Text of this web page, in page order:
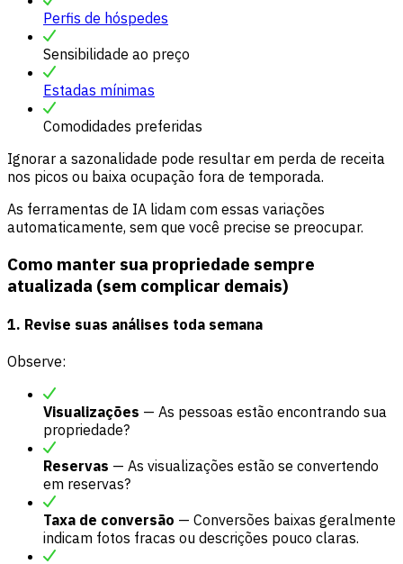
Perfis de hóspedes
Sensibilidade ao preço
Estadas mínimas
Comodidades preferidas
Ignorar a sazonalidade pode resultar em perda de receita
nos picos ou baixa ocupação fora de temporada.
As ferramentas de IA lidam com essas variações
automaticamente, sem que você precise se preocupar.
Como manter sua propriedade sempre
atualizada (sem complicar demais)
1. Revise suas análises toda semana
Observe:
Visualizações — As pessoas estão encontrando sua
propriedade?
Reservas — As visualizações estão se convertendo
em reservas?
Taxa de conversão — Conversões baixas geralmente
indicam fotos fracas ou descrições pouco claras.